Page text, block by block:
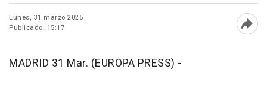
Lunes, 31 marzo 2025
Publicado: 15:17
MADRID 31 Mar. (EUROPA PRESS) -